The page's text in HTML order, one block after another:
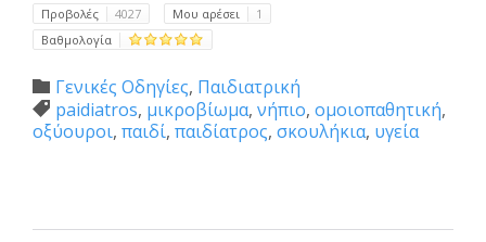
Προβολές 4027 Μου αρέσει
1
Βαθμολογία
 Category
Γενικές Οδηγίες, Παιδιατρική
 Tags
paidiatros, μικροβίωμα, νήπιο, ομοιοπαθητική,
οξύουροι, παιδί, παιδίατρος, σκουλήκια, υγεία